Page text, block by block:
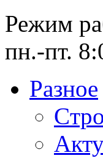
Режим
пн.-пт.
Разное